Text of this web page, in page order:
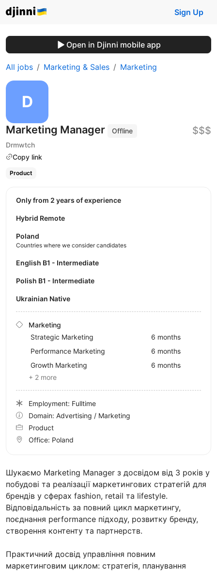
Sign Up
Open in Djinni mobile app
All jobs Marketing & Sales Marketing
Marketing Manager
Offline
Drmwtch
Copy link
$$$
Product
Шукаємо Marketing Manager з досвідом від 3 років у
побудові та реалізації маркетингових стратегій для
брендів у сферах fashion, retail та lifestyle.
Відповідальність за повний цикл маркетингу,
поєднання performance підходу, розвитку бренду,
створення контенту та партнерств.
Практичний досвід управління повним
маркетинговим циклом: стратегія, планування
Only from 2 years of experience
Hybrid Remote
Poland
Countries where we consider candidates
English B1 - Intermediate
Polish B1 - Intermediate
Ukrainian Native
Marketing
Strategic Marketing
6 months
Performance Marketing
6 months
Growth Marketing
6 months
+ 2 more
Employment: Fulltime
Domain: Advertising / Marketing
Product
Office: Poland